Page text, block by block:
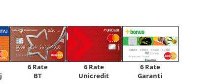
6 Rate
BT
6 Rate
Unicredit
6 Rate
Garanti